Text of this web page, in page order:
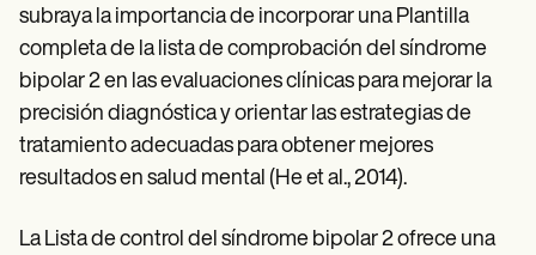
subraya la importancia de incorporar una Plantilla
completa de la lista de comprobación del síndrome
bipolar 2 en las evaluaciones clínicas para mejorar la
precisión diagnóstica y orientar las estrategias de
tratamiento adecuadas para obtener mejores
resultados en salud mental (He et al., 2014).
La Lista de control del síndrome bipolar 2 ofrece una